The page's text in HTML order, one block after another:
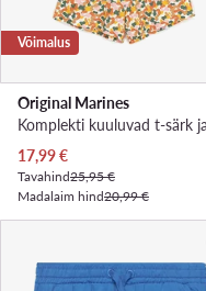
Võimalus
Original Marines
Praegune hind
17,99€
Tavahind25,95 €
Madalaim hind20,99 €